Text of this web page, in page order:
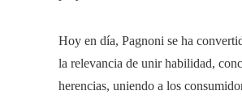
Hoy en día, Pagnoni se ha
la relevancia de unir habilidad,
herencias, uniendo a los